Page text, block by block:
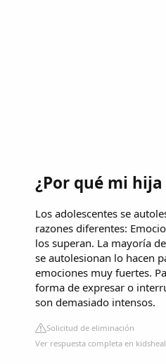
¿Por qué mi
Los adolescentes se
razones diferentes:
los superan. La mayoría
se autolesionan lo hacen
emociones muy fuertes.
forma de expresar o
son demasiado intensos.
Solicitud de eliminación
Ver respuesta completa en